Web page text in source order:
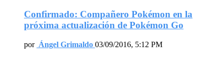
Confirmado: Compañero Pokémon en la
próxima actualización de Pokémon Go
por Ángel Grimaldo 03/09/2016, 5:12 PM